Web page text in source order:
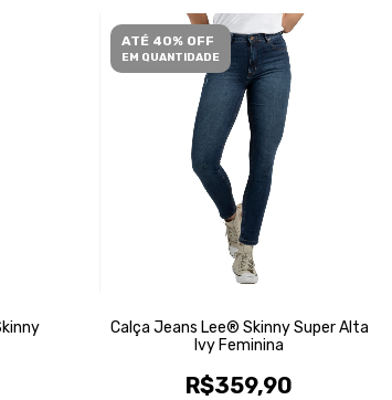
ATÉ 40% OFF
EM QUANTIDADE
Calça Jeans Lee® Skinny Super Alta
Ivy Feminina
R$359,90